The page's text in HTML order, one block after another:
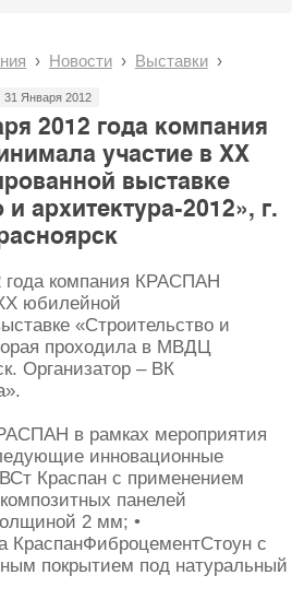
Новости Выставки
31 Января 2012
2012 года компания
участие в XX
выставке
архитектура-2012», г.
года компания КРАСПАН
юбилейной
«Строительство и
проходила в МВДЦ
Организатор – ВК
в рамках мероприятия
инновационные
Краспан с применением
панелей
2 мм; •
КраспанФиброцементСтоун с
покрытием под натуральный